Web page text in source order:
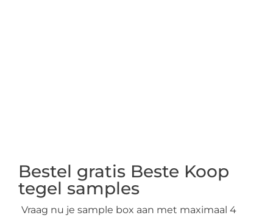
Bestel gratis Beste Koop
tegel samples
Vraag nu je sample box aan met maximaal 4